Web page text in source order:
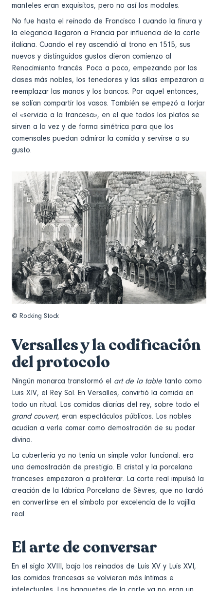
manteles eran exquisitos, pero no así los modales.
No fue hasta el reinado de Francisco I cuando la finura y
la elegancia llegaron a Francia por influencia de la corte
italiana. Cuando el rey ascendió al trono en 1515, sus
nuevos y distinguidos gustos dieron comienzo al
Renacimiento francés. Poco a poco, empezando por las
clases más nobles, los tenedores y las sillas empezaron a
reemplazar las manos y los bancos. Por aquel entonces,
se solían compartir los vasos. También se empezó a forjar
el «servicio a la francesa», en el que todos los platos se
sirven a la vez y de forma simétrica para que los
comensales puedan admirar la comida y servirse a su
gusto.
© Rocking Stock
Versalles y la codificación
del protocolo
Ningún monarca transformó el art de la table tanto como
Luis XIV, el Rey Sol. En Versalles, convirtió la comida en
todo un ritual. Las comidas diarias del rey, sobre todo el
grand couvert, eran espectáculos públicos. Los nobles
acudían a verle comer como demostración de su poder
divino.
La cubertería ya no tenía un simple valor funcional: era
una demostración de prestigio. El cristal y la porcelana
franceses empezaron a proliferar. La corte real impulsó la
creación de la fábrica Porcelana de Sèvres, que no tardó
en convertirse en el símbolo por excelencia de la vajilla
real.
El arte de conversar
En el siglo XVIII, bajo los reinados de Luis XV y Luis XVI,
las comidas francesas se volvieron más íntimas e